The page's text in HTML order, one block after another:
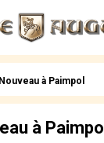
Nouveau à Paimpol
à Paimpol